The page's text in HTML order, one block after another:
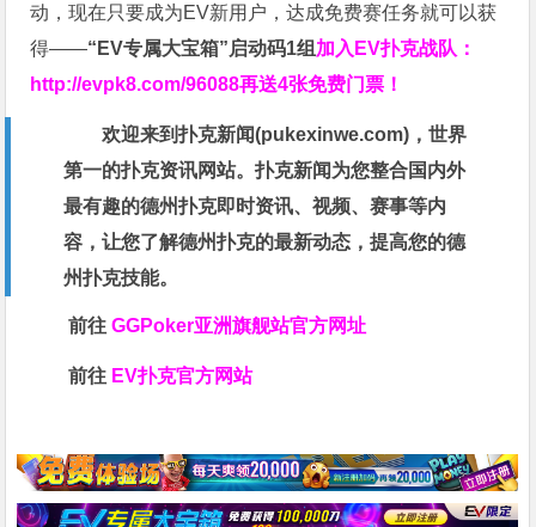
动，现在只要成为EV新用户，达成免费赛任务就可以获
得——“EV专属大宝箱”启动码1组 加入EV扑克战队：
http://evpk8.com/96088再送4张免费门票！
欢迎来到扑克新闻(pukexinwe.com)，世界
第一的扑克资讯网站。扑克新闻为您整合国内外
最有趣的德州扑克即时资讯、视频、赛事等内
容，让您了解德州扑克的最新动态，提高您的德
州扑克技能。
前往GGPoker亚洲旗舰站官方网址
前往 EV扑克官方网站